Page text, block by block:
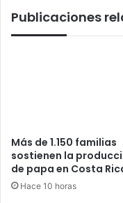
Publicaciones
Más de 1.150 familias
sostienen la
de papa en Costa
Hace 10 horas